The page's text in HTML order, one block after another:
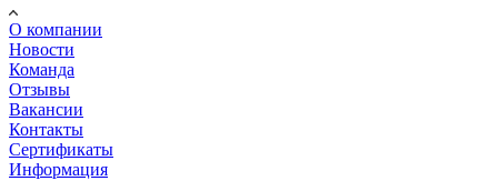
О компании
Новости
Команда
Отзывы
Вакансии
Контакты
Сертификаты
Информация